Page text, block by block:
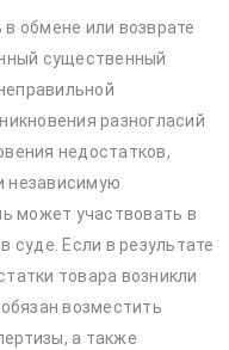
обмене или возврате
существенный
разногласий
недостатков,
независимую
может участвовать в
суде. Если в результате
товара возникли
возместить
а также